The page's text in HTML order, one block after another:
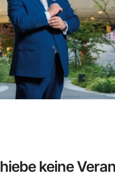
keine